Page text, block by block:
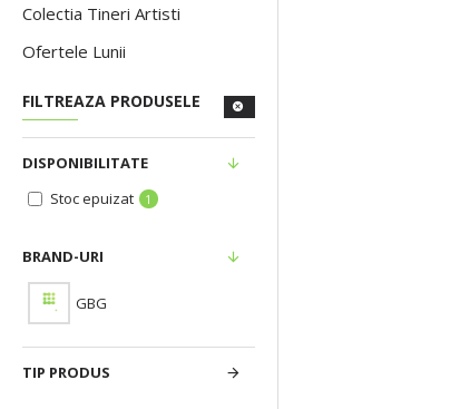
Colectia Tineri Artisti
Ofertele Lunii
FILTREAZA PRODUSELE
BRAND-URI
GBG
TIP PRODUS
DISPONIBILITATE
Stoc epuizat
1